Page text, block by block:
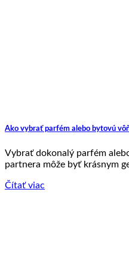
Ako vybrať parfém alebo bytovú
Vybrať dokonalý parfém
partnera môže byť krásnym
Čítať viac